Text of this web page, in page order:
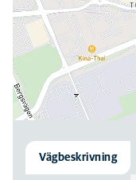
Vägbeskrivning